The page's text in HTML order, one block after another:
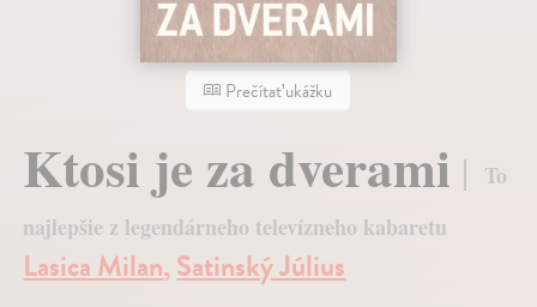
Prečítať ukážku
Ktosi je za dverami
To
najlepšie z legendárneho televízneho kabaretu
Lasica Milan,Satinský Július